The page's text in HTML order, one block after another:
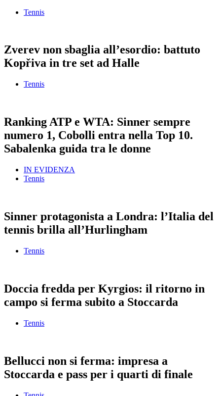
Tennis
Zverev non sbaglia all’esordio: battuto
Kopřiva in tre set ad Halle
Tennis
Ranking ATP e WTA: Sinner sempre
numero 1, Cobolli entra nella Top 10.
Sabalenka guida tra le donne
IN EVIDENZA
Tennis
Sinner protagonista a Londra: l’Italia del
tennis brilla all’Hurlingham
Tennis
Doccia fredda per Kyrgios: il ritorno in
campo si ferma subito a Stoccarda
Tennis
Bellucci non si ferma: impresa a
Stoccarda e pass per i quarti di finale